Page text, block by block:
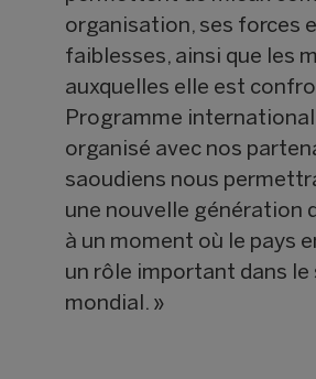
organisation, ses forces
faiblesses, ainsi que les
auxquelles elle est
Programme international
organisé avec nos
saoudiens nous
une nouvelle génération
à un moment où le pays
un rôle important dans le
mondial. »